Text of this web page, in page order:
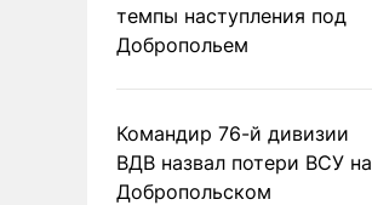
темпы наступления под
Добропольем
Командир 76-й дивизии
ВДВ назвал потери ВСУ на
Добропольском